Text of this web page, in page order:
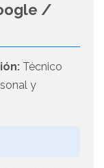
/
Técnico
y